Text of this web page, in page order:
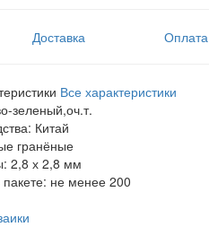
Доставка Оплата
Все характеристики
зеленый,оч.т.
Китай
гранёные
2,8 х 2,8 мм
не менее 200